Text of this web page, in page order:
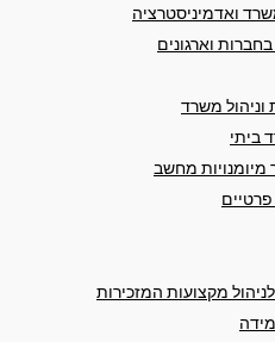
ואדמיניסטרציה
וארגונים
וניהול משרד
ביתי
מיומנויות מחשב
מקצועות המזכירות